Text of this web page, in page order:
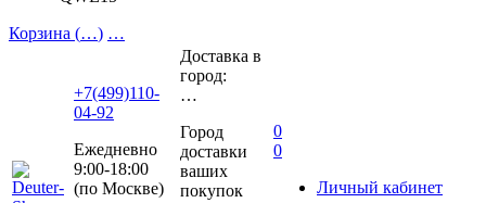
Корзина (…) …
+7(499)110-
04-92
Ежедневно
9:00-18:00
(по Москве)
Доставка в
город:
…
Город
доставки
ваших
покупок
0
0
Личный кабинет